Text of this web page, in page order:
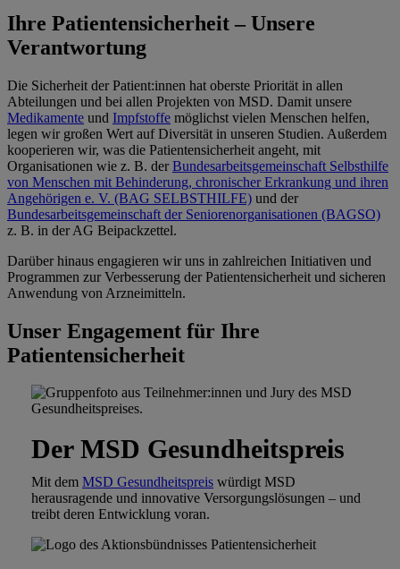
Ihre Patientensicherheit – Unsere
Verantwortung
Die Sicherheit der Patient:innen hat oberste Priorität in allen
Abteilungen und bei allen Projekten von MSD. Damit unsere
Medikamente und Impfstoffe möglichst vielen Menschen helfen,
legen wir großen Wert auf Diversität in unseren Studien. Außerdem
kooperieren wir, was die Patientensicherheit angeht, mit
Organisationen wie z. B. derBundesarbeitsgemeinschaft Selbsthilfe
von Menschen mit Behinderung, chronischer Erkrankung und ihren
Angehörigen e. V. (BAG SELBSTHILFE) und der
Bundesarbeitsgemeinschaft der Seniorenorganisationen (BAGSO)
z. B. in der AG Beipackzettel.
Darüber hinaus engagieren wir uns in zahlreichen Initiativen und
Programmen zur Verbesserung der Patientensicherheit und sicheren
Anwendung von Arzneimitteln.
Unser Engagement für Ihre
Patientensicherheit
Der MSD Gesundheitspreis
Mit dem MSD Gesundheitspreis würdigt MSD
herausragende und innovative Versorgungslösungen – und
treibt deren Entwicklung voran.